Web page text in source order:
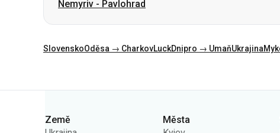
Kategorie
Německo
Česko
Dněpr
Lvov